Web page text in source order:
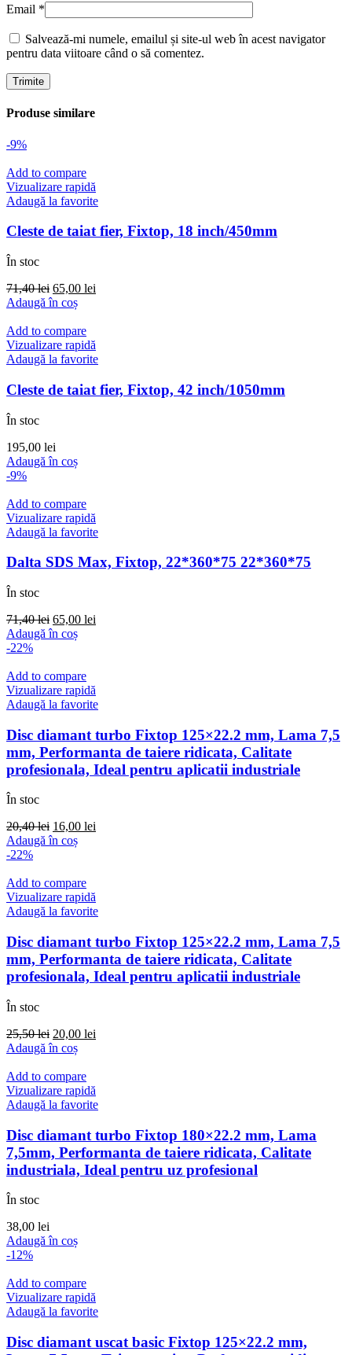
Email *
Salvează-mi numele, emailul și site-ul web în acest navigator
pentru data viitoare când o să comentez.
Produse similare
-9%
Add to compare
Vizualizare rapidă
Adaugă la favorite
Cleste de taiat fier, Fixtop, 18 inch/450mm
În stoc
71,40lei Prețul
inițial
fost:
71,40 lei.
65,00 lei
Adaugă în coș
Add to compare
Vizualizare rapidă
Adaugă la favorite
Cleste de taiat fier, Fixtop, 42 inch/1050mm
În stoc
195,00 lei
Adaugă în coș
-9%
Add to compare
Vizualizare rapidă
Adaugă la favorite
Dalta SDS Max, Fixtop, 22*360*75 22*360*75
În stoc
71,40lei Prețul
inițial
71,40 lei.
65,00 lei
Adaugă în coș
-22%
Add to compare
Vizualizare rapidă
Adaugă la favorite
Disc diamant turbo Fixtop 125×22.2 mm, Lama 7,5
mm, Performanta de taiere ridicata, Calitate
profesionala, Ideal pentru aplicatii industriale
În stoc
20,40lei Prețul
inițial
20,40 lei.
16,00 lei
Adaugă în coș
-22%
Add to compare
Vizualizare rapidă
Adaugă la favorite
Disc diamant turbo Fixtop 125×22.2 mm, Lama 7,5
mm, Performanta de taiere ridicata, Calitate
profesionala, Ideal pentru aplicatii industriale
În stoc
25,50lei Prețul
inițial
fost:
25,50 lei.
20,00 lei
Adaugă în coș
Add to compare
Vizualizare rapidă
Adaugă la favorite
Disc diamant turbo Fixtop 180×22.2 mm, Lama
7,5mm, Performanta de taiere ridicata, Calitate
industriala, Ideal pentru uz profesional
În stoc
38,00 lei
Adaugă în coș
-12%
Add to compare
Vizualizare rapidă
Adaugă la favorite
Disc diamant uscat basic Fixtop 125×22.2 mm,